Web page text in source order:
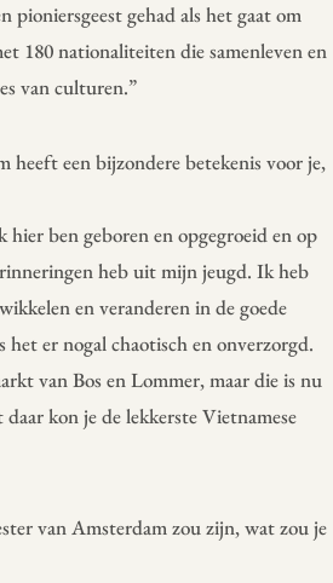
pioniersgeest gehad als het gaat om
180 nationaliteiten die samenleven en
van culturen.”
heeft een bijzondere betekenis voor je,
hier ben geboren en opgegroeid en op
heb uit mijn jeugd. Ik heb
en veranderen in de goede
er nogal chaotisch en onverzorgd.
van Bos en Lommer, maar die is nu
kon je de lekkerste Vietnamese
van Amsterdam zou zijn, wat zou je